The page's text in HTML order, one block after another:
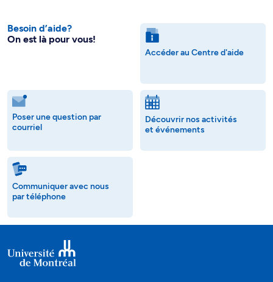
Besoin d’aide?
On est là pour vous!
Accéder au Centre d'aide
Poser une question par
courriel
Découvrir nos activités
et événements
Communiquer avec nous
par téléphone